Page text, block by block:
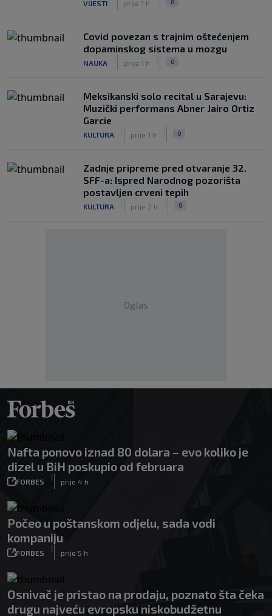
VIJESTI prije 1 h 0
Covid povezan s trajnim oštećenjem
dopaminskog sistema u mozgu
NAUKA prije 1 h 0
Meksikanski solo recital u Sarajevu:
Muzički performans Abner Jairo Ortiz
Garcie
KULTURA prije 1 h 0
Zadnje pripreme pred otvaranje 32.
SFF-a: Ispred Narodnog pozorišta
postavljen crveni tepih
KULTURA prije 2 h 0
Oglas
Nafta ponovo iznad 80 dolara – evo koliko je
dizel u BiH poskupio od februara
FORBES
|
prije 4 h
Počeo u poštanskom odjelu, sada vodi
kompaniju
FORBES
|
prije 5 h
Osnivač je pristao na prodaju, poznato šta čeka
drugu najveću evropsku niskobudžetnu